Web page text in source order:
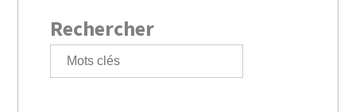
Rechercher